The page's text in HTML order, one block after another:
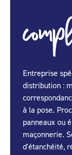
Entreprise
distribution :
à la pose.
panneaux ou
maçonnerie.
d'étanchéité,